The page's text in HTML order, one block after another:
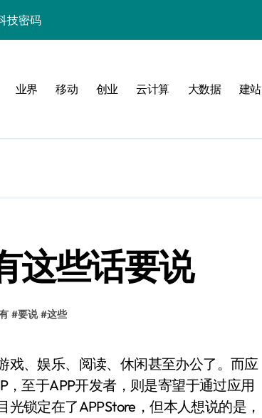
技密码
精析
实战
化实战
业界 移动 创业 云计算 大数据 建站
这些话要说
#要说 #这些
至于APP开发者，则是寄望于通过应用
锁定在了APPStore，但本人想说的是，